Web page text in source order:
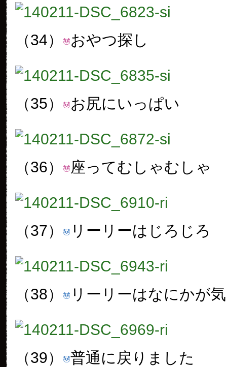
（34） おやつ探し
（35） お尻にいっぱい
（36） 座ってむしゃむしゃ
（37） リーリーはじろじろ
（38） リーリーはなにかが
（39） 普通に戻りました